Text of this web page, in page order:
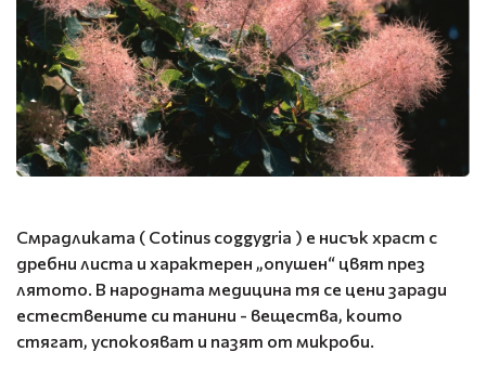
Смрадликата ( Cotinus coggygria ) е нисък храст с
дребни листа и характерен „опушен“ цвят през
лятото. В народната медицина тя се цени заради
естествените си танини - вещества, които
стягат, успокояват и пазят от микроби.